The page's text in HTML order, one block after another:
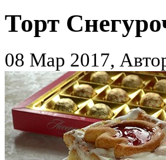
Торт
08 Мар 2017,